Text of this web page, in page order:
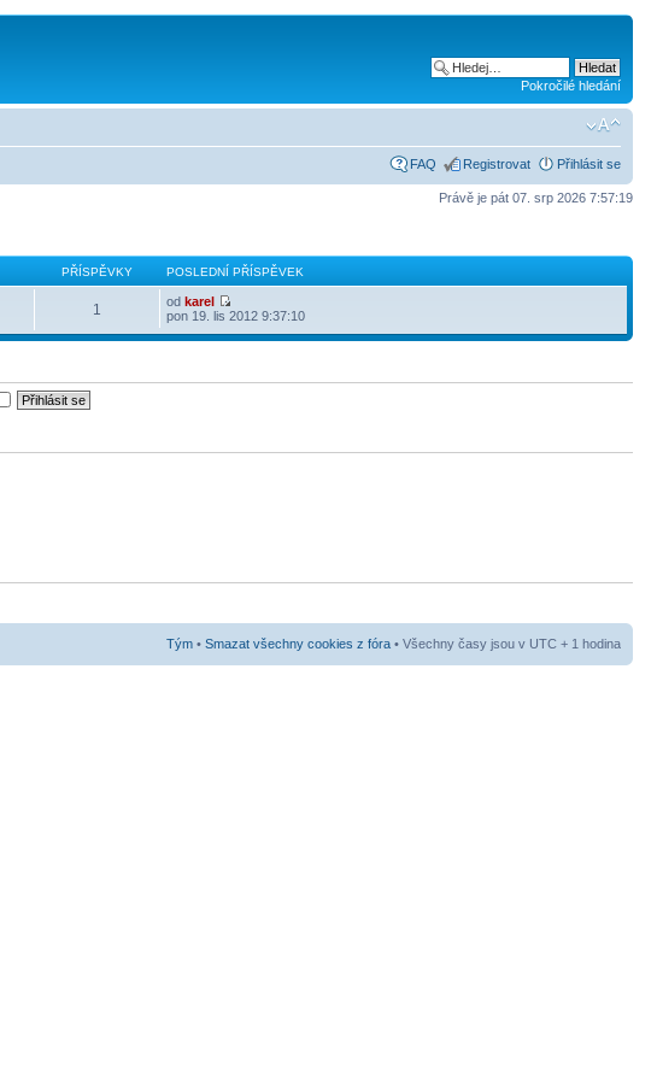
Pokročilé hledání
FAQ Registrovat Přihlásit se
Právě je pát 07. srp 2026 7:57:19
PŘÍSPĚVKY POSLEDNÍ PŘÍSPĚVEK
1 odkarel
pon 19. lis 2012 9:37:10
Tým • Smazat všechny cookies z fóra • Všechny časy jsou v UTC + 1 hodina